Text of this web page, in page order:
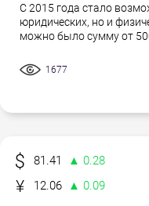
С 2015 года стало
юридических, но и
можно было сумму от
1677
81.41 ▲ 0.28
12.06
▲ 0.09